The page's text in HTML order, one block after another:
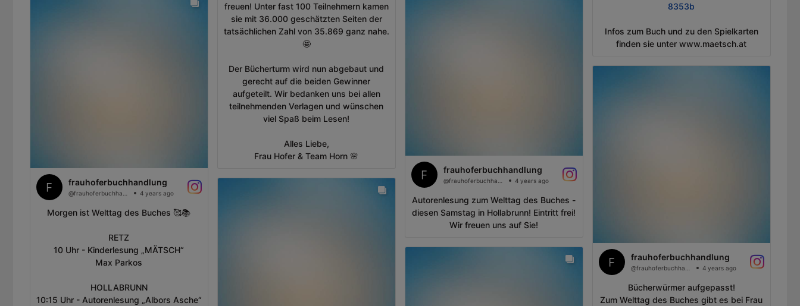
freuen! Unter fast 100 Teilnehmern kamen
sie mit 36.000 geschätzten Seiten der
tatsächlichen Zahl von 35.869 ganz nahe.
🤩
Der Bücherturm wird nun abgebaut und
gerecht auf die beiden Gewinner
aufgeteilt. Wir bedanken uns bei allen
teilnehmenden Verlagen und wünschen
viel Spaß beim Lesen!
Alles Liebe,
Frau Hofer & Team Horn 🌸
8353b
Infos zum Buch und zu den Spielkarten
finden sie unter www.maetsch.at
frauhoferbuchhandlung
4 years ago
Morgen ist Welttag des Buches 🥰📚
RETZ
10 Uhr - Kinderlesung „MÄTSCH“
Max Parkos
HOLLABRUNN
10:15 Uhr - Autorenlesung „Albors Asche“
frauhoferbuchhandlung
4 years ago
Autorenlesung zum Welttag des Buches -
diesen Samstag in Hollabrunn! Eintritt frei!
Wir freuen uns auf Sie!
frauhoferbuchhandlung
4 years ago
Bücherwürmer aufgepasst!
Zum Welttag des Buches gibt es bei Frau